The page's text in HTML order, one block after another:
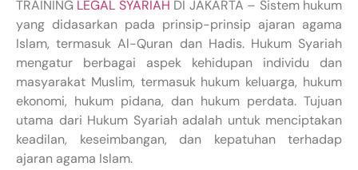
TRAINING LEGAL SYARIAH DI JAKARTA – Sistem hukum
yang didasarkan pada prinsip-prinsip ajaran agama
Islam, termasuk Al-Quran dan Hadis. Hukum Syariah
mengatur berbagai aspek kehidupan individu dan
masyarakat Muslim, termasuk hukum keluarga, hukum
ekonomi, hukum pidana, dan hukum perdata. Tujuan
utama dari Hukum Syariah adalah untuk menciptakan
keadilan, keseimbangan, dan kepatuhan terhadap
ajaran agama Islam.